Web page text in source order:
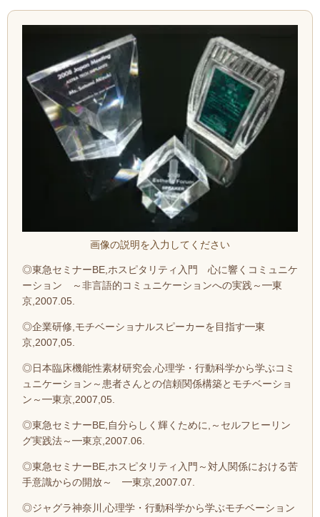
画像の説明を入力してください
◎東急セミナーBE,ホスピタリティ入門 心に響くコミュニケ
ーション ～非言語的コミュニケーションへの実践～━東
京,2007.05.
◎企業研修,モチベーショナルスピーカーを目指す━東
京,2007,05.
◎日本臨床機能性素材研究会,心理学・行動科学から学ぶコミ
ュニケーション～患者さんとの信頼関係構築とモチベーショ
ン～━東京,2007,05.
◎東急セミナーBE,自分らしく輝くために,～セルフヒーリン
グ実践法～━東京,2007.06.
◎東急セミナーBE,ホスピタリティ入門～対人関係における苦
手意識からの開放～ ━東京,2007.07.
◎ジャグラ神奈川,心理学・行動科学から学ぶモチベーション